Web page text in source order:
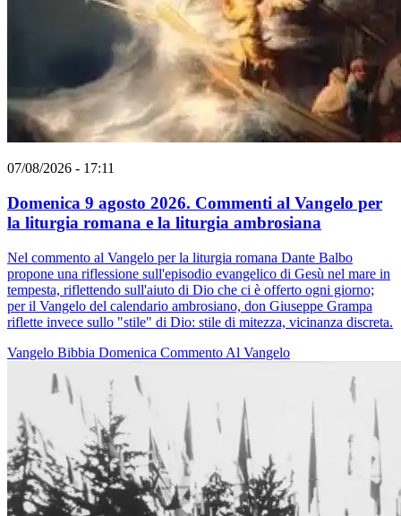
07/08/2026 - 17:11
Domenica 9 agosto 2026. Commenti al Vangelo per
la liturgia romana e la liturgia ambrosiana
Nel commento al Vangelo per la liturgia romana Dante Balbo
propone una riflessione sull'episodio evangelico di Gesù nel mare in
tempesta, riflettendo sull'aiuto di Dio che ci è offerto ogni giorno;
per il Vangelo del calendario ambrosiano, don Giuseppe Grampa
riflette invece sullo "stile" di Dio: stile di mitezza, vicinanza discreta.
Vangelo Bibbia Domenica Commento Al Vangelo